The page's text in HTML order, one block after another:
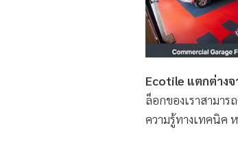
Ecotile แตกต่าง
ล็อกของเราสามา
ความรู้ทางเทคนิค